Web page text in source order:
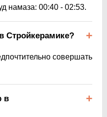
намаза: 00:40 - 02:53.
Стройкерамике?
совершать
в